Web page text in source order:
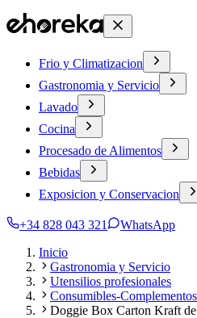
Frio y Climatizacion
Gastronomia y Servicio
Lavado
Cocina
Procesado de Alimentos
Bebidas
Exposicion y Conservacion
+34 828 043 321
WhatsApp
Inicio
Gastronomia y Servicio
Utensilios profesionales
Consumibles-Complementos
Doggie Box Carton Kraft